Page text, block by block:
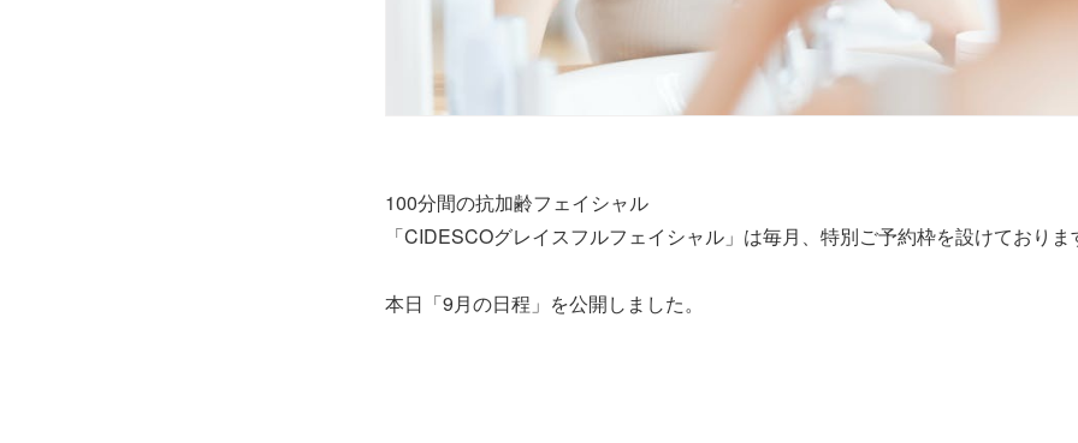
100分間の抗加齢フェイシャル
「CIDESCOグレイスフルフェイシャル」は毎月、特別ご予約枠を設けておりま
本日「9月の日程」を公開しました。